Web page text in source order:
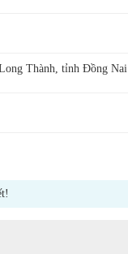
Thành, tỉnh Đồng Nai